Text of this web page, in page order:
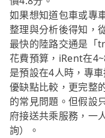
如果想知道包車或專
整理與分析後得知，
最快的陸路交通是「
花費預算，iRent在
是預設在4人時，專
優缺點比較，更完整
的常見問題。但假設
府接送共乘服務，一
詢）。